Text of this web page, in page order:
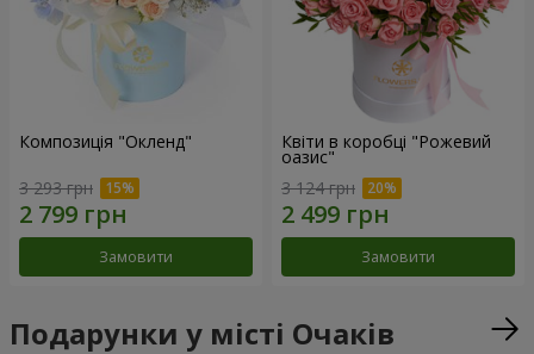
Композиція "Окленд"
3 293 грн
Замовити
Квіти в коробці "Рожевий
оазис"
3 124 грн
Замовити
Подарунки у місті Очаків